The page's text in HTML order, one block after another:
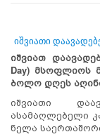
იშვიათი
იშვიათ
Day) მსოფლიოს
ბოლო დღეს
იშვიათი
ასამაღლებელი
ნელა